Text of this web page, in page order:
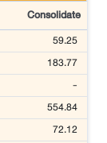
Consolidate
59.25
183.77
-
554.84
72.12